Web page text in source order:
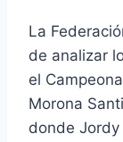
La
de analizar
el
Morona
donde